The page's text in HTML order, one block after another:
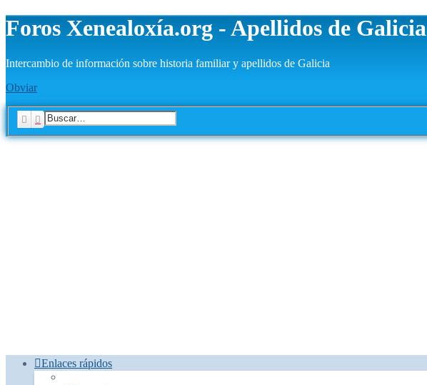
Foros Xenealoxía.org - Apellidos de Galicia
Intercambio de información sobre historia familiar y apellidos de Galicia
Obviar
BuscarBúsqueda avanzada
Enlaces rápidos